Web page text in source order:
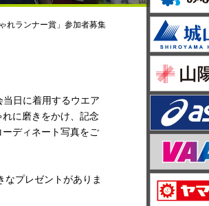
れランナー賞」参加者募集
日に着用するウエア
に磨きをかけ、記念
ディネート写真をご
プレゼントがありま